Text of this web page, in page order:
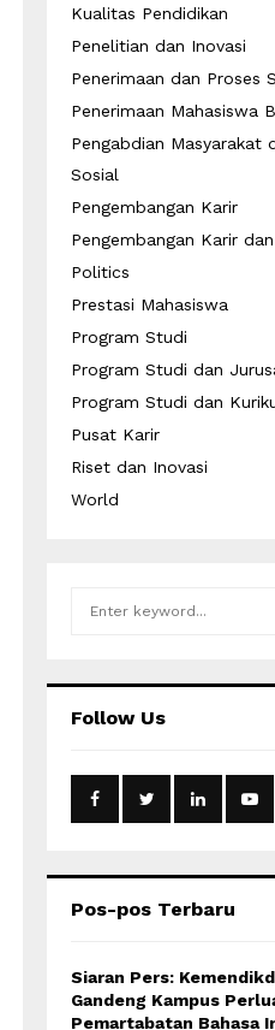
Kualitas Pendidikan
Penelitian dan Inovasi
Penerimaan dan Proses
Penerimaan Mahasiswa
Pengabdian Masyarakat
Sosial
Pengembangan Karir
Pengembangan Karir
Politics
Prestasi Mahasiswa
Program Studi
Program Studi dan
Program Studi dan
Pusat Karir
Riset dan Inovasi
World
h
o
:
Follow Us
Pos-pos Terbaru
Siaran Pers:
Gandeng Kampus
Pemartabatan Bahasa